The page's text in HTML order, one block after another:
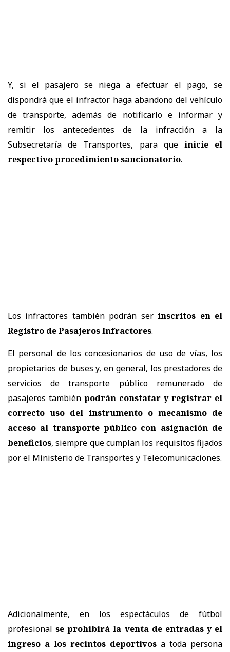
Y, si el pasajero se niega a efectuar el pago, se
dispondrá que el infractor haga abandono del vehículo
de transporte, además de notificarlo e informar y
remitir los antecedentes de la infracción a la
Subsecretaría de Transportes, para queinicie el
respectivo procedimiento sancionatorio.
Los infractores también podrán serinscritos en el
Registro de Pasajeros Infractores.
El personal de los concesionarios de uso de vías, los
propietarios de buses y, en general, los prestadores de
servicios de transporte público remunerado de
pasajeros también podrán constatar y registrar el
correcto uso del instrumento o mecanismo de
acceso al transporte público con asignación de
beneficios, siempre que cumplan los requisitos fijados
por el Ministerio de Transportes y Telecomunicaciones.
Adicionalmente, en los espectáculos de fútbol
profesionalse prohibirá la venta de entradas y el
ingreso a los recintos deportivos a toda persona